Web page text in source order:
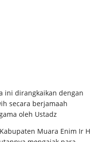
ini dirangkaikan dengan
secara berjamaah
oleh Ustadz
Muara Enim Ir H